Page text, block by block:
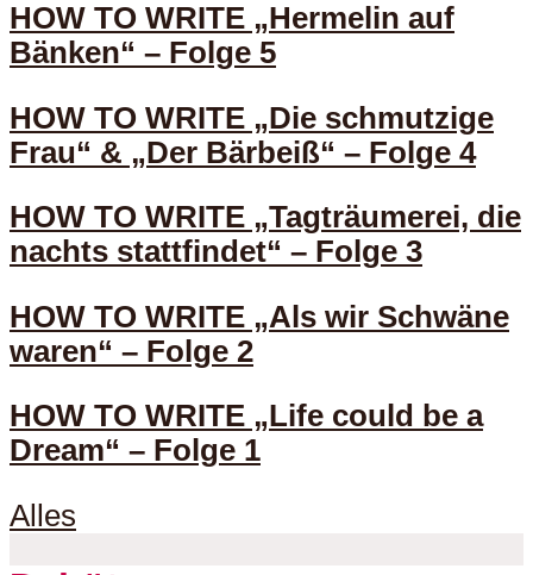
HOW TO WRITE „Hermelin auf
Bänken“ – Folge 5
HOW TO WRITE „Die schmutzige
Frau“ & „Der Bärbeiß“ – Folge 4
HOW TO WRITE „Tagträumerei, die
nachts stattfindet“ – Folge 3
HOW TO WRITE „Als wir Schwäne
waren“ – Folge 2
HOW TO WRITE „Life could be a
Dream“ – Folge 1
Alles